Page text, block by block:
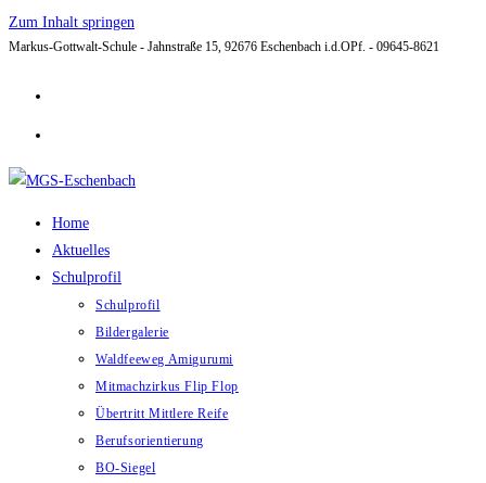
Zum Inhalt springen
Markus-Gottwalt-Schule - Jahnstraße 15, 92676 Eschenbach i.d.OPf. - 09645-8621
Home
Aktuelles
Schulprofil
Schulprofil
Bildergalerie
Waldfeeweg Amigurumi
Mitmachzirkus Flip Flop
Übertritt Mittlere Reife
Berufsorientierung
BO-Siegel